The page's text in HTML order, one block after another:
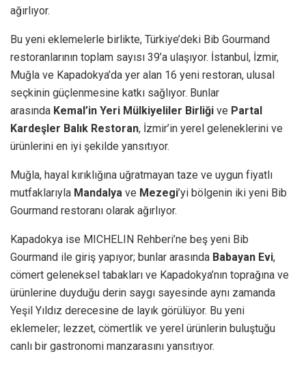
ağırlıyor.
Bu yeni eklemelerle birlikte, Türkiye’deki Bib Gourmand
restoranlarının toplam sayısı 39’a ulaşıyor. İstanbul, İzmir,
Muğla ve Kapadokya’da yer alan 16 yeni restoran, ulusal
seçkinin güçlenmesine katkı sağlıyor. Bunlar
arasında Kemal’in Yeri Mülkiyeliler Birliği ve Partal
Kardeşler Balık Restoran, İzmir’in yerel geleneklerini ve
ürünlerini en iyi şekilde yansıtıyor.
Muğla, hayal kırıklığına uğratmayan taze ve uygun fiyatlı
mutfaklarıyla Mandalya ve Mezegi’yi bölgenin iki yeni Bib
Gourmand restoranı olarak ağırlıyor.
Kapadokya ise MICHELIN Rehberi’ne beş yeni Bib
Gourmand ile giriş yapıyor; bunlar arasında Babayan Evi,
cömert geleneksel tabakları ve Kapadokya’nın toprağına ve
ürünlerine duyduğu derin saygı sayesinde aynı zamanda
Yeşil Yıldız derecesine de layık görülüyor. Bu yeni
eklemeler; lezzet, cömertlik ve yerel ürünlerin buluştuğu
canlı bir gastronomi manzarasını yansıtıyor.